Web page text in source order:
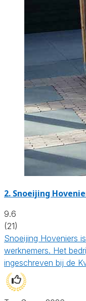
2. Snoeijing
9.6
(21)
Snoeijing Hoveniers
werknemers. Het
ingeschreven bij de